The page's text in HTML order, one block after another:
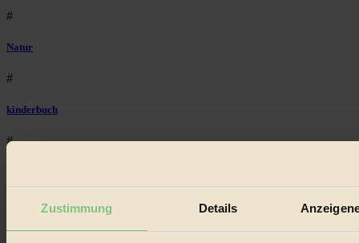
Zustimmung Details
#
Natur
#
kinderbuch
#
Essen